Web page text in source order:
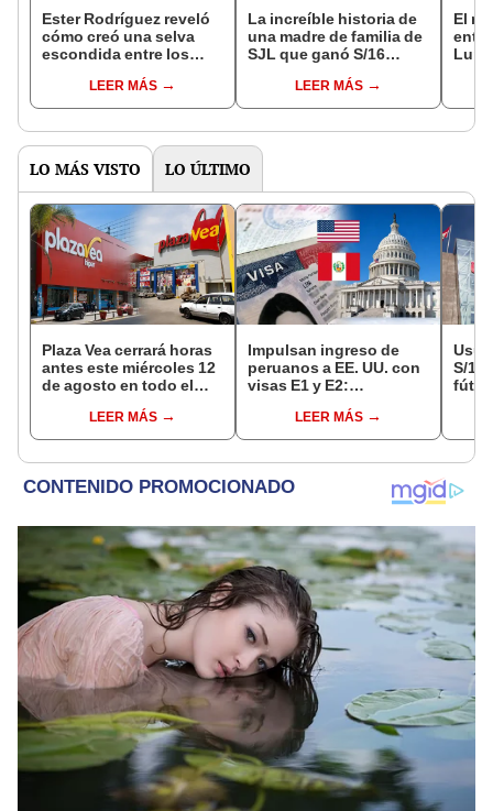
Ester Rodríguez reveló
cómo creó una selva
escondida entre los
con más de 100
variedades de plantas:
LEER MÁS
La increíble historia de
una madre de familia de
SJL que ganó S/16
estuvo a punto de
perder el premio
LEER MÁS
El
años
LO MÁS VISTO LO ÚLTIMO
Plaza Vea cerrará horas
antes este miércoles 12
de agosto en todo el
hasta las 7 p.m.
LEER MÁS
Impulsan ingreso de
peruanos a EE. UU. con
visas E1 y E2:
pymes serían los más
beneficiados
LEER MÁS
S/